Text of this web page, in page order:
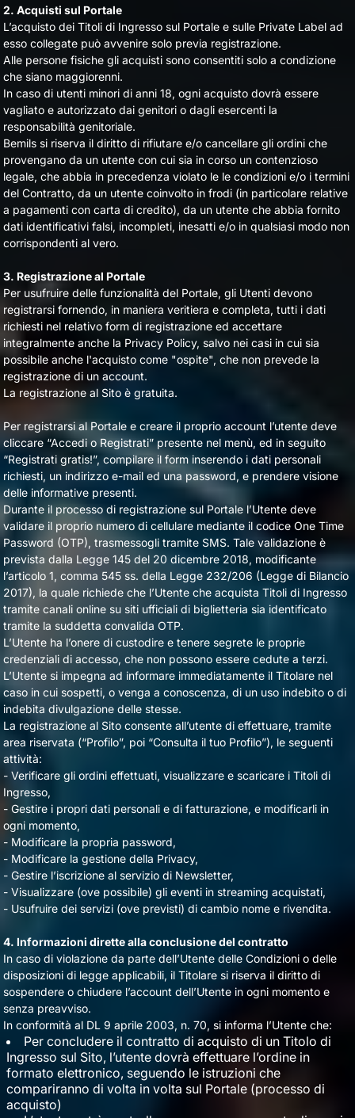
2. Acquisti sul Portale
L’acquisto dei Titoli di Ingresso sul Portale e sulle Private Label ad
esso collegate può avvenire solo previa registrazione.
Alle persone fisiche gli acquisti sono consentiti solo a condizione
che siano maggiorenni.
In caso di utenti minori di anni 18, ogni acquisto dovrà essere
vagliato e autorizzato dai genitori o dagli esercenti la
responsabilità genitoriale.
Bemils si riserva il diritto di rifiutare e/o cancellare gli ordini che
provengano da un utente con cui sia in corso un contenzioso
legale, che abbia in precedenza violato le le condizioni e/o i termini
del Contratto, da un utente coinvolto in frodi (in particolare relative
a pagamenti con carta di credito), da un utente che abbia fornito
dati identificativi falsi, incompleti, inesatti e/o in qualsiasi modo non
corrispondenti al vero.
3. Registrazione al Portale
Per usufruire delle funzionalità del Portale, gli Utenti devono
registrarsi fornendo, in maniera veritiera e completa, tutti i dati
richiesti nel relativo form di registrazione ed accettare
integralmente anche la Privacy Policy, salvo nei casi in cui sia
possibile anche l'acquisto come "ospite", che non prevede la
registrazione di un account.
La registrazione al Sito è gratuita.
Per registrarsi al Portale e creare il proprio account l’utente deve
cliccare “Accedi o Registrati” presente nel menù, ed in seguito
“Registrati gratis!”, compilare il form inserendo i dati personali
richiesti, un indirizzo e-mail ed una password, e prendere visione
delle informative presenti.
Durante il processo di registrazione sul Portale l’Utente deve
validare il proprio numero di cellulare mediante il codice One Time
Password (OTP), trasmessogli tramite SMS. Tale validazione è
prevista dalla Legge 145 del 20 dicembre 2018, modificante
l’articolo 1, comma 545 ss. della Legge 232/206 (Legge di Bilancio
2017), la quale richiede che l’Utente che acquista Titoli di Ingresso
tramite canali online su siti ufficiali di biglietteria sia identificato
tramite la suddetta convalida OTP.
L’Utente ha l’onere di custodire e tenere segrete le proprie
credenziali di accesso, che non possono essere cedute a terzi.
L’Utente si impegna ad informare immediatamente il Titolare nel
caso in cui sospetti, o venga a conoscenza, di un uso indebito o di
indebita divulgazione delle stesse.
La registrazione al Sito consente all’utente di effettuare, tramite
area riservata (“Profilo”, poi “Consulta il tuo Profilo”), le seguenti
attività:
- Verificare gli ordini effettuati, visualizzare e scaricare i Titoli di
Ingresso,
- Gestire i propri dati personali e di fatturazione, e modificarli in
ogni momento,
- Modificare la propria password,
- Modificare la gestione della Privacy,
- Gestire l’iscrizione al servizio di Newsletter,
- Visualizzare (ove possibile) gli eventi in streaming acquistati,
- Usufruire dei servizi (ove previsti) di cambio nome e rivendita.
4. Informazioni dirette alla conclusione del contratto
In caso di violazione da parte dell’Utente delle Condizioni o delle
disposizioni di legge applicabili, il Titolare si riserva il diritto di
sospendere o chiudere l’account dell’Utente in ogni momento e
senza preavviso.
In conformità al DL 9 aprile 2003, n. 70, si informa l’Utente che:
Per concludere il contratto di acquisto di un Titolo di
Ingresso sul Sito, l’utente dovrà effettuare l’ordine in
formato elettronico, seguendo le istruzioni che
compariranno di volta in volta sul Portale (processo di
acquisto)